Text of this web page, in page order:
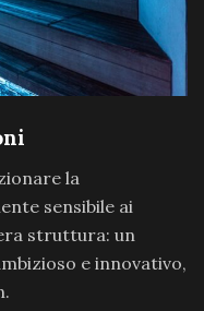
la
sensibile ai
struttura: un
e innovativo,